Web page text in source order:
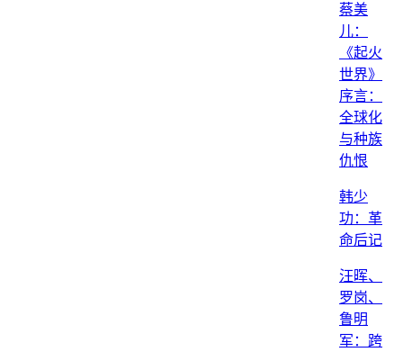
蔡美
儿：
《起火
世界》
序言：
全球化
与种族
仇恨
韩少
功：革
命后记
汪晖、
罗岗、
鲁明
军：跨